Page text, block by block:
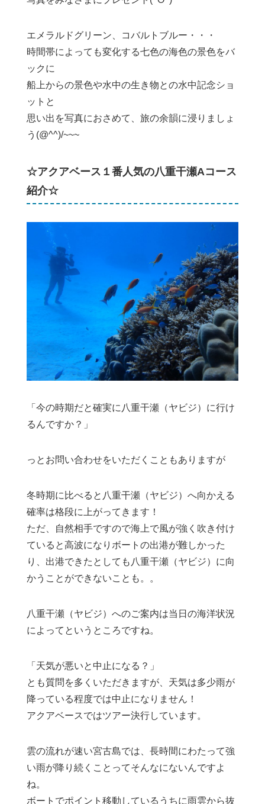
エメラルドグリーン、コバルトブルー・・・
時間帯によっても変化する七色の海色の景色をバ
ックに
船上からの景色や水中の生き物との水中記念ショ
ットと
思い出を写真におさめて、旅の余韻に浸りましょ
う(@^^)/~~~
☆アクアベース１番人気の八重干瀬Aコース
紹介☆
「今の時期だと確実に八重干瀬（ヤビジ）に行け
るんですか？」
っとお問い合わせをいただくこともありますが
冬時期に比べると八重干瀬（ヤビジ）へ向かえる
確率は格段に上がってきます！
ただ、自然相手ですので海上で風が強く吹き付け
ていると高波になりボートの出港が難しかった
り、出港できたとしても八重干瀬（ヤビジ）に向
かうことができないことも。。
八重干瀬（ヤビジ）へのご案内は当日の海洋状況
によってというところですね。
「天気が悪いと中止になる？」
とも質問を多くいただきますが、天気は多少雨が
降っている程度では中止になりません！
アクアベースではツアー決行しています。
雲の流れが速い宮古島では、長時間にわたって強
い雨が降り続くことってそんなにないんですよ
ね。
ボートでポイント移動しているうちに雨雲から抜